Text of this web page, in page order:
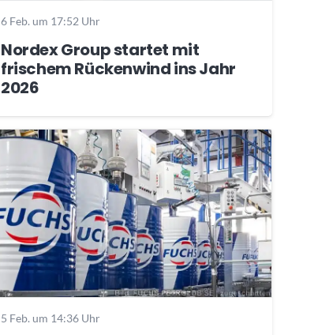
6 Feb. um 17:52 Uhr
Nordex Group startet mit
frischem Rückenwind ins Jahr
2026
5 Feb. um 14:36 Uhr